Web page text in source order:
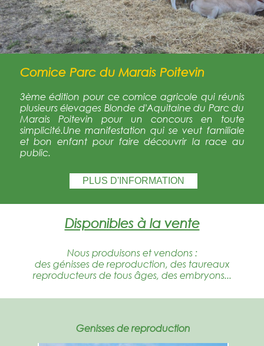
Comice Parc du Marais Poitevin
3ème édition pour ce comice agricole qui réunis
plusieurs élevages Blonde d'Aquitaine du Parc du
Marais Poitevin pour un concours en toute
simplicité.Une manifestation qui se veut familiale
et bon enfant pour faire découvrir la race au
public.
PLUS D'INFORMATION
Disponibles à la vente
Nous produisons et vendons :
des génisses de reproduction, des taureaux
reproducteurs de tous âges, des embryons...
Genisses de reproduction